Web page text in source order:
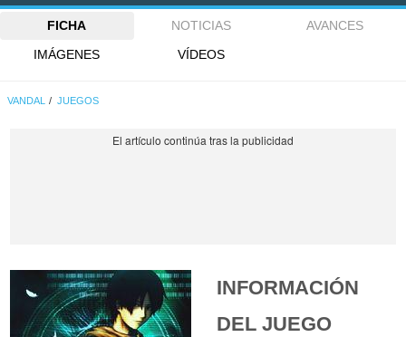
FICHA NOTICIAS
AVANCES
IMÁGENES
VÍDEOS
VANDAL JUEGOS
INFORMACIÓN
DEL JUEGO